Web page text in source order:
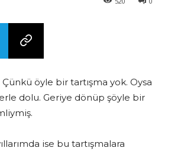
öyle bir tartışma yok. Oysa
dolu. Geriye dönüp şöyle bir
ise bu tartışmalara